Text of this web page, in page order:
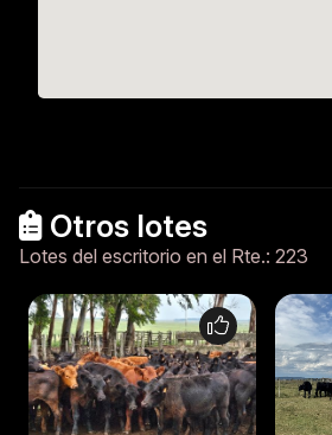
Otros lotes
Lotes del escritorio en el Rte.: 223